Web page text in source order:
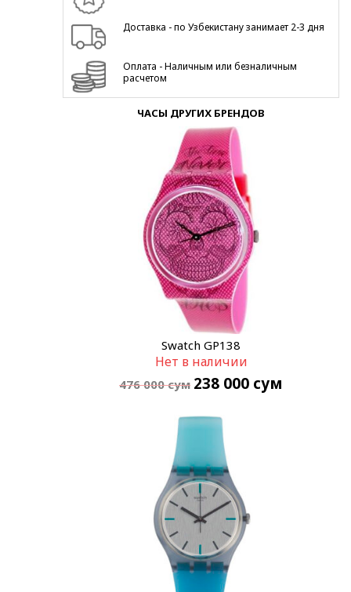
Доставка - по Узбекистану занимает 2-3 дня
Оплата - Наличным или безналичным
расчетом
ЧАСЫ ДРУГИХ БРЕНДОВ
Swatch GP138
Нет в наличии
476 000сум 238 000 сум